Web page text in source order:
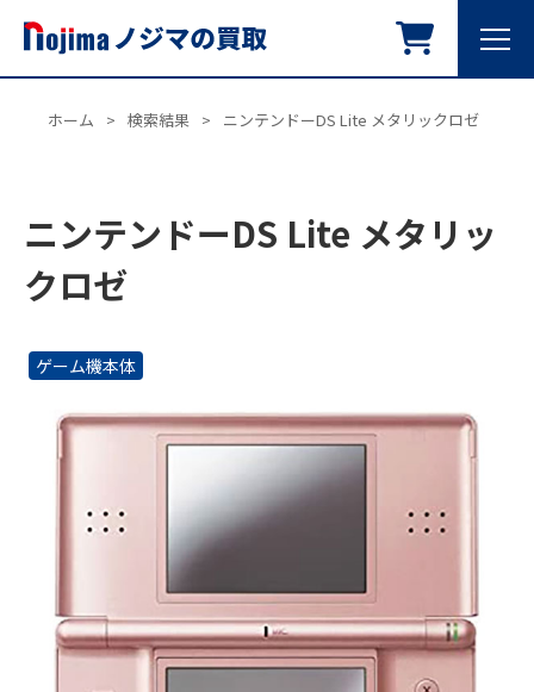
ホーム > 検索結果 > ニンテンドーDS Lite メタリックロゼ
ニンテンドーDS Lite メタリッ
クロゼ
ゲーム機本体